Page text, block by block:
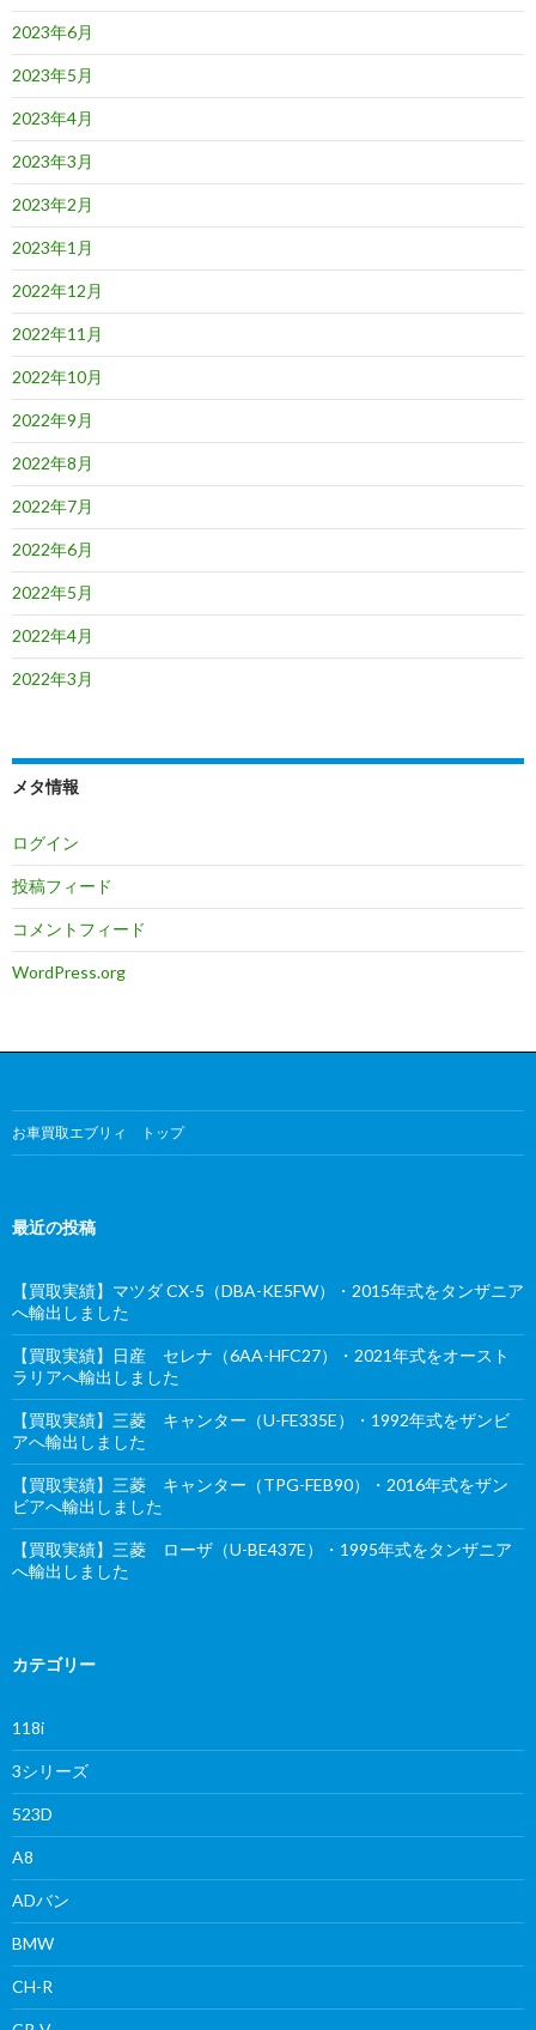
2023年6月
2023年5月
2023年4月
2023年3月
2023年2月
2023年1月
2022年12月
2022年11月
2022年10月
2022年9月
2022年8月
2022年7月
2022年6月
2022年5月
2022年4月
2022年3月
メタ情報
ログイン
投稿フィード
コメントフィード
WordPress.org
お車買取エブリィ トップ
最近の投稿
【買取実績】マツダ CX-5（DBA-KE5FW）・2015年式をタンザニア
へ輸出しました
【買取実績】日産 セレナ（6AA-HFC27）・2021年式をオースト
ラリアへ輸出しました
【買取実績】三菱 キャンター（U-FE335E）・1992年式をザンビ
アへ輸出しました
【買取実績】三菱 キャンター（TPG-FEB90）・2016年式をザン
ビアへ輸出しました
【買取実績】三菱 ローザ（U-BE437E）・1995年式をタンザニア
へ輸出しました
カテゴリー
118i
3シリーズ
523D
A8
ADバン
BMW
CH-R